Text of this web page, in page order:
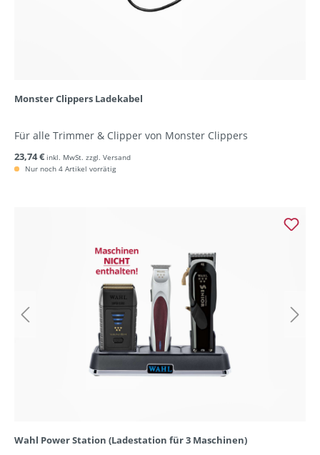
Monster Clippers Ladekabel
Für alle Trimmer & Clipper von Monster Clippers
23,74 € inkl. MwSt. zzgl. Versand
Nur noch 4 Artikel vorrätig
Wahl Power Station (Ladestation für 3 Maschinen)